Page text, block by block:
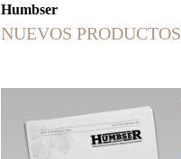
Humbser
NUEVOS PRODUCTOS